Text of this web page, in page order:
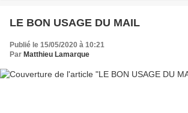
LE BON USAGE DU MAIL
Publié le 15/05/2020 à 10:21
Par Matthieu Lamarque